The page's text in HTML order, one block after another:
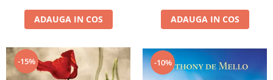
ADAUGA IN COS ADAUGA IN COS
-15% -10%